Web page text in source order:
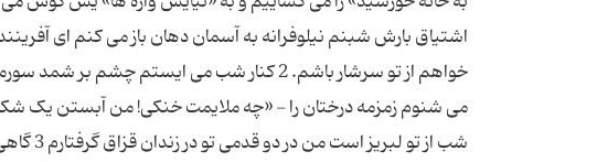
اشتیاق بارش شبنم نیلوفرانه به آسمان دهان باز می کنم ای
خواهم از تو سرشار باشم. 2 کنار شب می ایستم
می شنوم زمزمه درختان را - «چه ملایمت خنکی! من آبستن یک
شب از